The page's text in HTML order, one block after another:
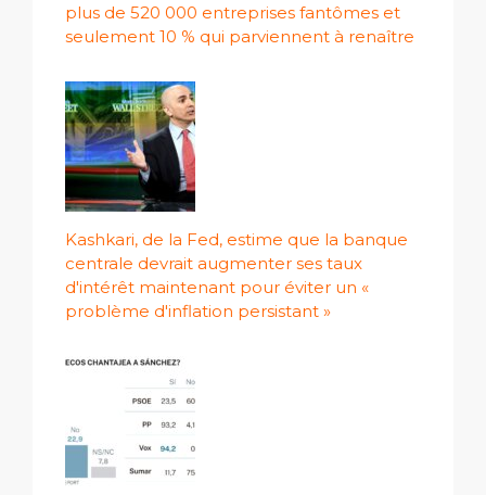
plus de 520 000 entreprises fantômes et
seulement 10 % qui parviennent à renaître
Kashkari, de la Fed, estime que la banque
centrale devrait augmenter ses taux
d'intérêt maintenant pour éviter un «
problème d'inflation persistant »